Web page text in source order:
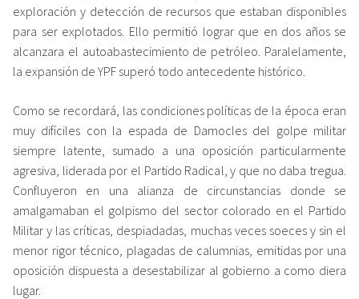
exploración y detección de recursos que estaban disponibles
para ser explotados. Ello permitió lograr que en dos años se
alcanzara el autoabastecimiento de petróleo. Paralelamente,
la expansión de YPF superó todo antecedente histórico.
Como se recordará, las condiciones políticas de la época eran
muy difíciles con la espada de Damocles del golpe militar
siempre latente, sumado a una oposición particularmente
agresiva, liderada por el Partido Radical, y que no daba tregua.
Confluyeron en una alianza de circunstancias donde se
amalgamaban el golpismo del sector colorado en el Partido
Militar y las críticas, despiadadas, muchas veces soeces y sin el
menor rigor técnico, plagadas de calumnias, emitidas por una
oposición dispuesta a desestabilizar al gobierno a como diera
lugar.